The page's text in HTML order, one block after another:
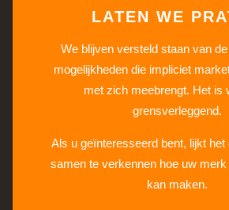
LATEN WE
We blijven versteld staan van
mogelijkheden die impliciet
met zich meebrengt. Het is
grensverleggend.
Als u geïnteresseerd bent, lijkt het
samen te verkennen hoe uw
kan maken.